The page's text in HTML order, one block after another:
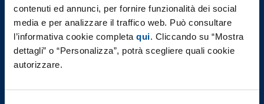
contenuti ed annunci, per fornire funzionalità dei social
media e per analizzare il traffico web. Può consultare
l’informativa cookie completa qui. Cliccando su “Mostra
dettagli” o “Personalizza”, potrà scegliere quali cookie
autorizzare.
Investors
Sostenibilità
Il Nostro Impegno
Governance